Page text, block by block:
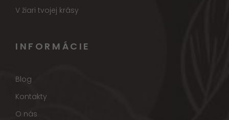
V žiari tvojej krásy
INFORMÁCIE
Blog
Kontakty
O nás